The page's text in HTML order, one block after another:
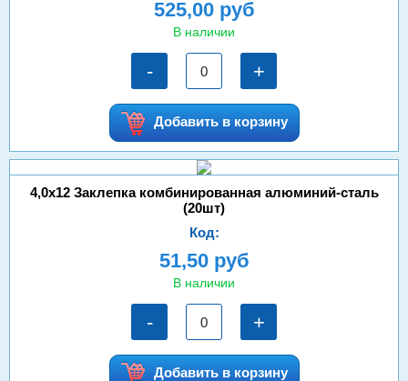
525,00 руб
В наличии
- +
Добавить в корзину
4,0х12 Заклепка комбинированная алюминий-сталь
(20шт)
Код:
51,50 руб
В наличии
- +
Добавить в корзину